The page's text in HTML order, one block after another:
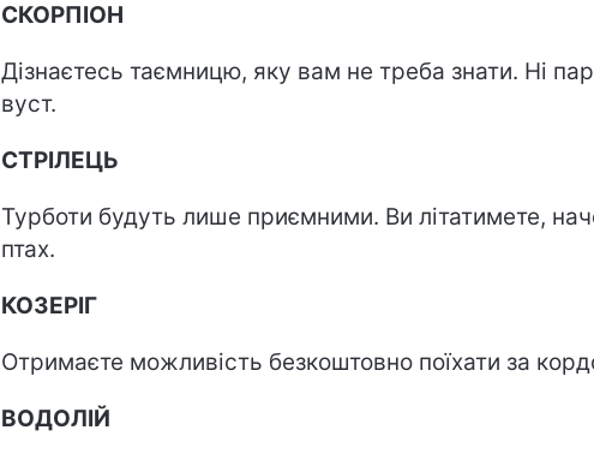
СКОРПІОН
Дізнаєтесь таємницю, яку вам не треба знати. Ні
вуст.
СТРІЛЕЦЬ
Турботи будуть лише приємними. Ви літатимете,
птах.
КОЗЕРІГ
Отримаєте можливість безкоштовно поїхати за
ВОДОЛІЙ